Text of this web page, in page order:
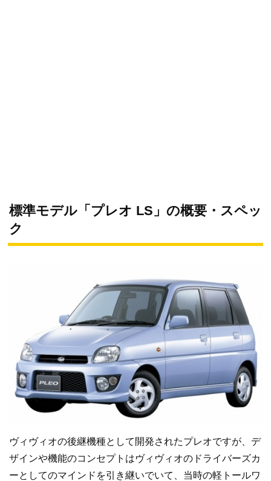
標準モデル「プレオ LS」の概要・スペッ
ク
ヴィヴィオの後継機種として開発されたプレオですが、デ
ザインや機能のコンセプトはヴィヴィオのドライバーズカ
ーとしてのマインドを引き継いでいて、当時の軽トールワ